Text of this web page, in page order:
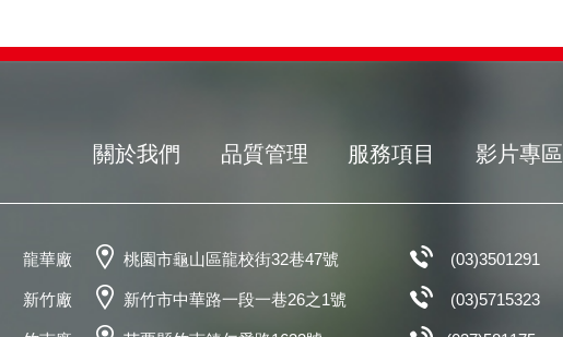
關於我們 品質管理 服務項目 影片專區
龍華廠 桃園市龜山區龍校街32巷47號 (03)3501291
新竹廠 新竹市中華路一段一巷26之1號 (03)5715323